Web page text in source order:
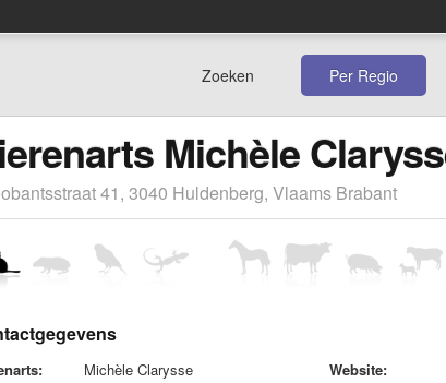
Zoeken Per Regio
Michèle
41, 3040 Huldenberg, Vlaams Brabant
Michèle Clarysse
Website: